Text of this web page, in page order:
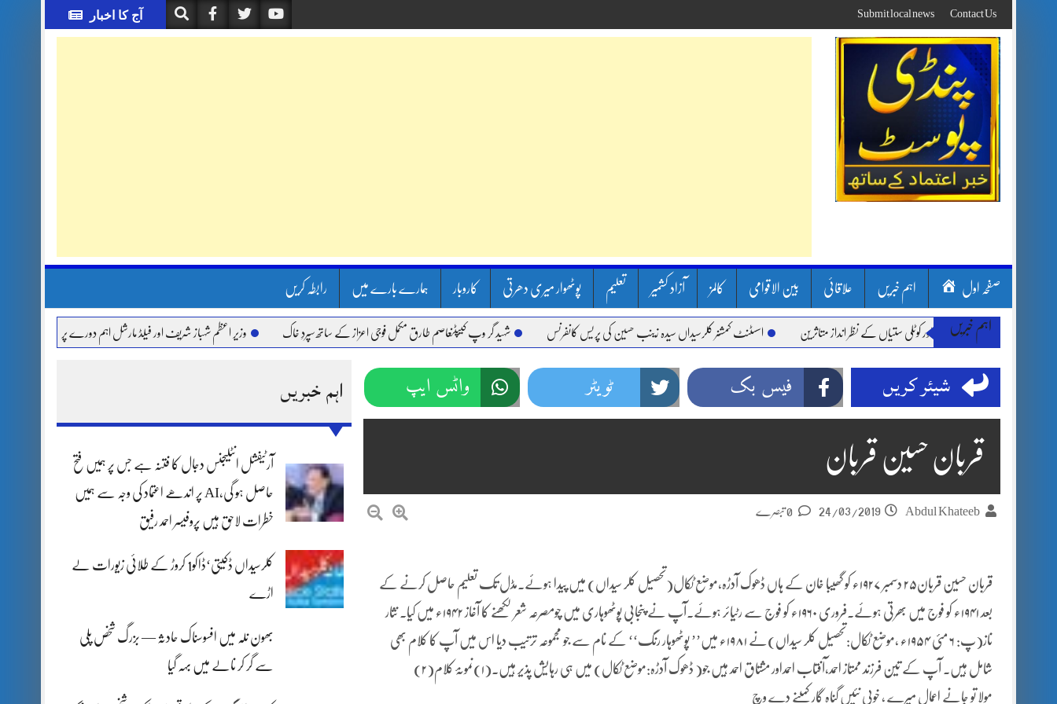
to
content
آج کا اخبار Contact Us
Submit local news
صفحہ اول اہم خبریں علاقائی بین الاقوامی کالمز آزاد کشمیر تعلیم پوٹھوار میری دھرتی کاروبار ہمارے بارے میں رابطہ کریں
اہم خبریں
بارشیں، لینڈ سلائیڈنگ اور کوٹلی ستیاں کے نظر انداز متاثرین اسسٹنٹ کمشنر کلرسیداں سیدہ زینب حسین کی پریس کانفرنس شہید گر وپ کیپٹنعاصم طارق مکمل فوجی اعزاز کے ساتھ سپردِ خاک وزیر اعظم شہباز شریف اور فیلڈ مارشل اہم دورے پر سعودی عرب روانہ
اہم خبریں
آرٹیفشل انٹلیجنس دجال کا فتنہ ہے جس پر ہمیں فتح
حاصل ہو گی،AI پر اندھے اعتماد کی وجہ سے ہمیں
خطرات لاحق ہیں پروفیسر احمد رفیق
کلرسیداں ڈکیتی‘ڈاکو1 کروڑ کے طلائی زیورات لے
اڑے
بھون نلہ میں افسوسناک حادثہ — بزرگ شخص پلی
سے گر کر نالے میں بہہ گیا
شیئر کریں فیس بک ٹویٹر واٹس ایپ
قربان حسین قربان
Abdul Khateeb
24/03/2019
قربان حسین قربان۲۵ دسمبر ۱۹۲۷ء کو گھیبا خان کے ہاں ڈھوک آدڑہ،موضع ٹکال(تحصیل کلر سیداں) میں پیدا ہوئے.مڈل تک تعلیم حاصل کرنے کے
بعد ۱۹۴۱ء کو فوج میں بھرتی ہوئے.فروری ۱۹۶۰ء کو فوج سے رٹیائر ہوئے.آپ نے پنجابی پوٹھوہاری میں چومصرعہ شعر لکھنے کا آغاز ۱۹۴۲ء میں کیا. نثار
ناز(پ: ۶ مئی ۱۹۵۴ء ،موضع ٹکال:تحصیل کلر سیداں)نے ۱۹۸۱ء میں’’ پوٹھوہار رنگ‘‘ کے نام سے جو مجموعہ ترتیب دیا اس میں آپ کا کلام بھی
شامل ہیں. آپ کے تین فرزند ممتاز احمد،آفتاب احمداور مشتاق احمد ہیں جو( ڈھوک آدڑہ:موضع ٹکال) میں ہی رہایش پذیر ہیں.(۱)نمونۂ کلام(۲)
مولا تو جانے اعمال میرے ، خوبی نئیں گناہ گار کمینے دے وچ